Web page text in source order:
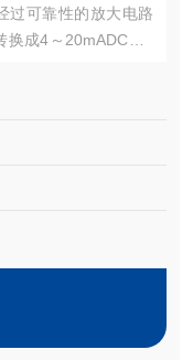
过可靠性的放大电路
成4～20mADC、0
该产品的优异质量和